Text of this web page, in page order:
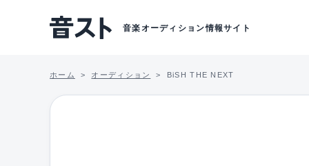
音楽オーディション情報サイト
ホーム オーディション BiSH THE NEXT